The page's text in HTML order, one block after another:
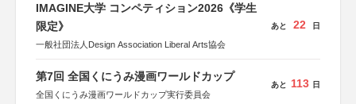
IMAGINE大学 コンペティション2026《学生
限定》
一般社団法人Design Association Liberal Arts協会
あと 22 日
第7回 全国くにうみ漫画ワールドカップ
全国くにうみ漫画ワールドカップ実行委員会
あと 113 日